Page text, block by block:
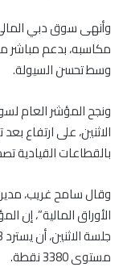
وأنهى سوق دبي
مكاسبه، بدعم مباشر
وسط تحسن السيولة.
ونجح المؤشر العام
الاثنين، على ارتفاع
بالقطاعات القيادية
وقال سامح غريب، مدير
الأوراق المالية”، إن
مستوى 3380 نقطة.